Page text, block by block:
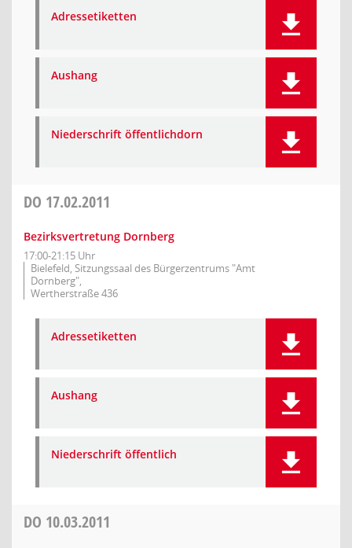
Adressetiketten
Aushang
Niederschrift öffentlichdorn
DO 17.02.2011
Bezirksvertretung Dornberg
17:00-21:15 Uhr
Bielefeld, Sitzungssaal des Bürgerzentrums "Amt
Dornberg",
Wertherstraße 436
Adressetiketten
Aushang
Niederschrift öffentlich
DO 10.03.2011